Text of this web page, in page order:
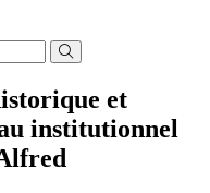
et
institutionnel